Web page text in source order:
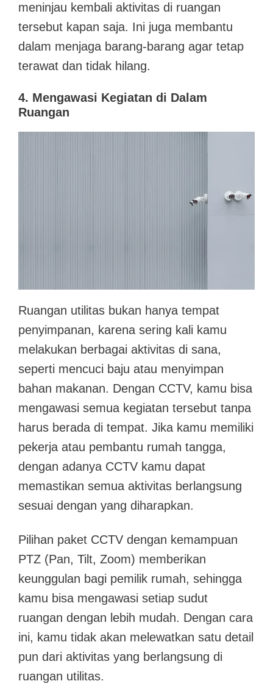
meninjau kembali aktivitas di ruangan
tersebut kapan saja. Ini juga membantu
dalam menjaga barang-barang agar tetap
terawat dan tidak hilang.
4. Mengawasi Kegiatan di Dalam
Ruangan
Ruangan utilitas bukan hanya tempat
penyimpanan, karena sering kali kamu
melakukan berbagai aktivitas di sana,
seperti mencuci baju atau menyimpan
bahan makanan. Dengan CCTV, kamu bisa
mengawasi semua kegiatan tersebut tanpa
harus berada di tempat. Jika kamu memiliki
pekerja atau pembantu rumah tangga,
dengan adanya CCTV kamu dapat
memastikan semua aktivitas berlangsung
sesuai dengan yang diharapkan.
Pilihan paket CCTV dengan kemampuan
PTZ (Pan, Tilt, Zoom) memberikan
keunggulan bagi pemilik rumah, sehingga
kamu bisa mengawasi setiap sudut
ruangan dengan lebih mudah. Dengan cara
ini, kamu tidak akan melewatkan satu detail
pun dari aktivitas yang berlangsung di
ruangan utilitas.